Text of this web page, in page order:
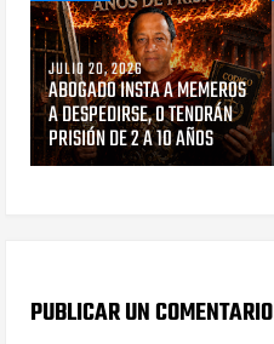
JULIO 20, 2026
ABOGADO INSTA A MEMEROS
A DESPEDIRSE, O TENDRÁN
PRISIÓN DE 2 A 10 AÑOS
PUBLICAR UN COMENTARIO